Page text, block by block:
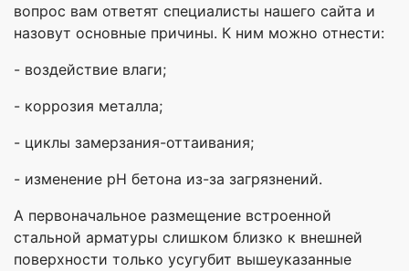
вопрос вам ответят специалисты нашего сайта и
назовут основные причины. К ним можно отнести:
- воздействие влаги;
- коррозия металла;
- циклы замерзания-оттаивания;
- изменение рН бетона из-за загрязнений.
А первоначальное размещение встроенной
стальной арматуры слишком близко к внешней
поверхности только усугубит вышеуказанные